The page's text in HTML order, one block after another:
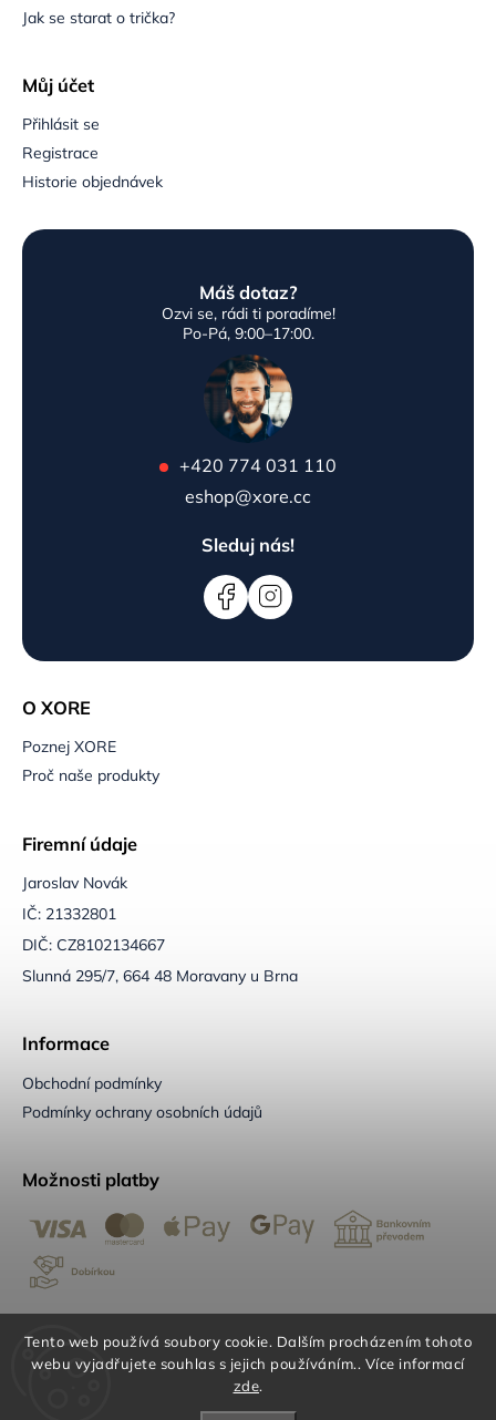
Tento web používá soubory cookie. Dalším procházením tohoto
webu vyjadřujete souhlas s jejich používáním.. Více informací
zde.
O XORE
Poznej XORE
Proč naše produkty
Firemní údaje
Jaroslav Novák
IČ: 21332801
DIČ: CZ8102134667
Slunná 295/7, 664 48 Moravany u Brna
Jak se starat o trička?
Můj účet
Přihlásit se
Registrace
Historie objednávek
Informace
Obchodní podmínky
Podmínky ochrany osobních údajů
Možnosti platby
Možnosti dopravy
Máš dotaz?
Ozvi se, rádi ti poradíme!
Po-Pá, 9:00–17:00.
+420 774 031 110
eshop@xore.cc
Sleduj nás!